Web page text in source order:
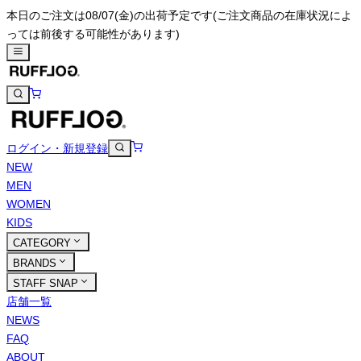
本日のご注文は08/07(金)の出荷予定です(ご注文商品の在庫状況によ
っては前後する可能性があります)
ログイン・新規登録
NEW
MEN
WOMEN
KIDS
CATEGORY
BRANDS
STAFF SNAP
店舗一覧
NEWS
FAQ
ABOUT